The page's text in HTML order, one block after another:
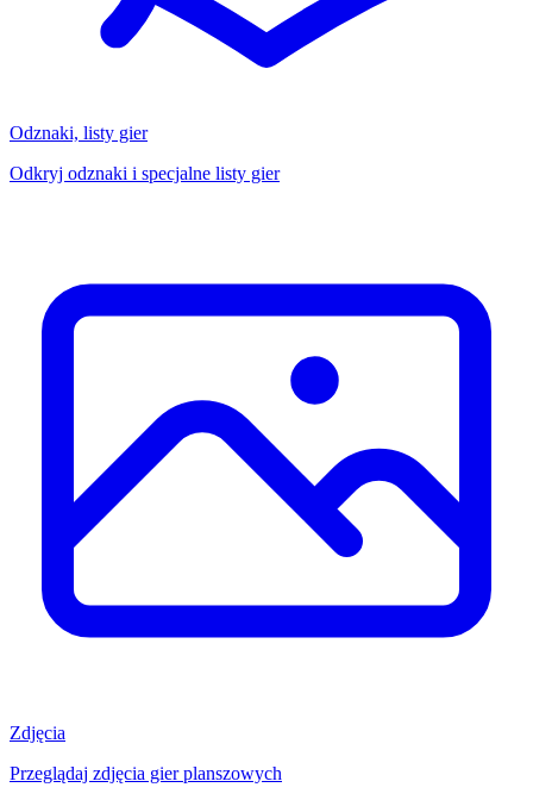
Odznaki, listy gier
Odkryj odznaki i specjalne listy gier
Zdjęcia
Przeglądaj zdjęcia gier planszowych